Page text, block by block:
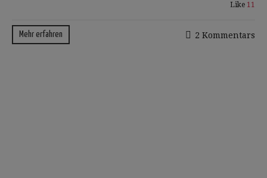
Like 11
Mehr erfahren 2 Kommentars